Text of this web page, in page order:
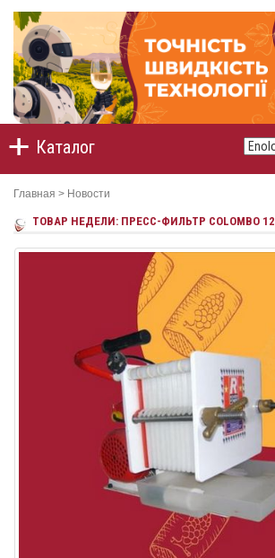
Каталог
Главная > Новости
ТОВАР НЕДЕЛИ: ПРЕСС-ФИЛЬТР COLOMBO 12